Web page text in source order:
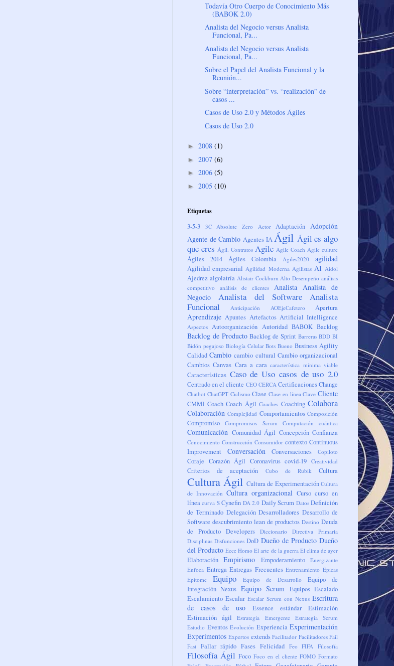
Todavía Otro Cuerpo de Conocimiento Más
(BABOK 2.0)
Analista del Negocio versus Analista
Funcional, Pa...
Analista del Negocio versus Analista
Funcional, Pa...
Sobre el Papel del Analista Funcional y la
Reunión...
Sobre “interpretación” vs. “realización” de
casos ...
Casos de Uso 2.0 y Métodos Ágiles
Casos de Uso 2.0
► 2008 (1)
► 2007 (6)
► 2006 (5)
► 2005 (10)
Etiquetas
3-5-3
3C Absolute Zero Actor Adaptación Adopción
Agente de Cambio Agentes IA Ágil Ágil es algo
que eres Ágil. Contratos Agile Agile Coach Agile culture
Ágiles 2014 Ágiles Colombia Agiles2020 agilidad
Agilidad empresarial Agilidad Moderna Agilistas AI Aidol
Ajedrez algolatría Alistair Cockburn Alto Desempeño análisis
competitivo
análisis de clientes Analista Analista de
Negocio
Analista del Software
Analista
Funcional
Anticipación AOEjeCafetero Apertura
Aprendizaje Apuntes Artefactos Artificial Intelligence
Aspectos Autoorganización Autoridad BABOK Backlog
Backlog de Producto Backlog de Sprint Barreras BDD BI
Bidón pegajoso Biología Celular Bots Bueno Business Agility
Calidad Cambio cambio cultural Cambio organizacional
Cambios Canvas Cara a cara característica mínima viable
Características Caso de Uso casos de uso 2.0
Centrado en el cliente CEO CERCA CertificacionesChange
Chatbot ChatGPT Ciclismo Clase Clase en línea Clave Cliente
CMMI Coach Coach Ágil Coaches Coaching Colabora
Colaboración Complejidad Comportamientos Composición
Compromiso Compromisos Scrum Computación cuántica
Comunicación Comunidad Ágil Concepción Confianza
Conocimiento Construcción Consumidor contexto Continuous
Improvement
Conversación Conversaciones Copiloto
Coraje Corazón Ágil Coronavirus covid-19 Creatividad
Criterios de aceptación Cubo de Rubik Cultura
Cultura Ágil Cultura de Experimentación Cultura
de Innovación Cultura organizacional Curso curso en
línea curva S Cynefin DA 2.0 Daily Scrum Datos Definición
de Terminado Delegación Desarrolladores Desarrollo de
Software descubrimiento lean de productos Destino Deuda
de Producto Developers Diccionario
Directiva Primaria
Disciplinas Disfunciones DoD Dueño de Producto Dueño
del Producto Ecce Homo El arte de la guerra El clima de ayer
Elaboración Empirismo Empoderamiento
Energizante
Enfoca Entrega Entregas Frecuentes Entrenamiento Épicas
Epítome
Equipo Equipo de Desarrollo
Equipo de
Integración Nexus Equipo Scrum Equipos Escalado
Escalamiento Escalar Escalar Scrum con Nexus Escritura
de casos de uso
Essence estándar
Estimación
Estimación ágil
Estrategia Emergente
Estrategia Scrum
Estudio Eventos Evolución Experiencia Experimentación
Experimentos Expertos extends Facilitador Facilitadores Fail
Fast Fallar rápido Fases Felicidad Feo FIFA Filosofía
Filosofía Ágil Foco Foco en el cliente FOMO Formato